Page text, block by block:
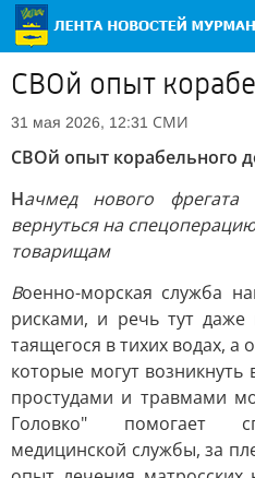
СВОй опыт
31 мая 2026, 12:31 СМИ
СВОй опыт корабельного
Начмед нового фрегата
вернуться на
товарищам
Военно-морская служба
рисками, и речь тут даже
таящегося в тихих водах, а
которые могут возникнуть
простудами и травмами
Головко" помогает
медицинской службы, за